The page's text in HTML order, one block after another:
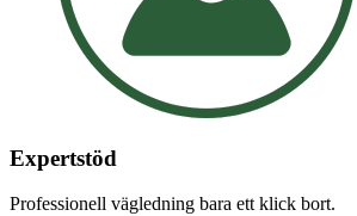
Expertstöd
Professionell vägledning bara ett klick bort.